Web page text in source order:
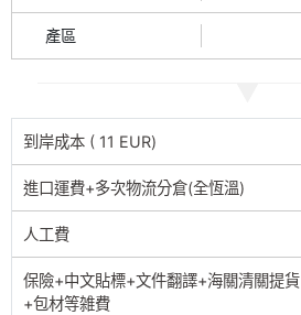
產區
到岸成本 ( 11 EUR)
進口運費+多次物流分倉(全恆溫)
人工費
保險+中文貼標+文件翻譯+海關清關提貨
+包材等雑費